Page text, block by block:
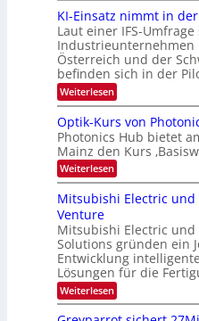
i
l
d
v
e
r
a
r
b
e
i
n
g
s
-
T
e
t
s
t
a
r
k
e
W
a
c
h
s
u
i
m
e
r
s
t
e
n
9
.
W
E
-
H
e
r
a
e
u
s
-
S
e
n
a
r
KI-Einsatz nimmt in
Laut einer IFS-
Industrieunternehmen
Österreich und der
befinden sich in der
Weiterlesen:
K
-
E
i
n
s
t
n
m
m
t
i
n
d
Optik-Kurs von
Photonics Hub bietet
Mainz den Kurs
Weiterlesen:
O
p
t
k
-
K
u
r
s
v
o
Mitsubishi Electric und
Venture
Mitsubishi Electric und
Solutions gründen ein
Entwicklung
Lösungen für die
Weiterlesen:
M